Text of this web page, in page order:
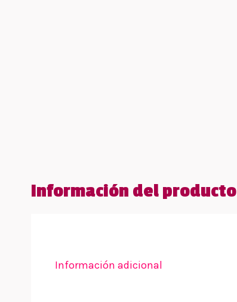
Información del producto
Información adicional